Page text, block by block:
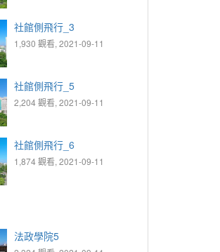
社館側飛行_3
1,930 觀看, 2021-09-11
社館側飛行_5
2,204 觀看, 2021-09-11
社館側飛行_6
1,874 觀看, 2021-09-11
法政學院5